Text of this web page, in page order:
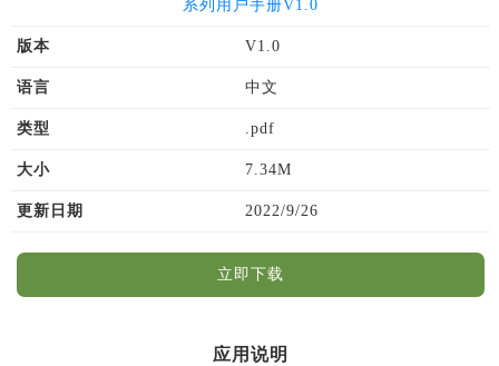
系列用户手册V1.0
版本 V1.0
语言 中文
类型 .pdf
大小 7.34M
更新日期 2022/9/26
立即下载
应用说明